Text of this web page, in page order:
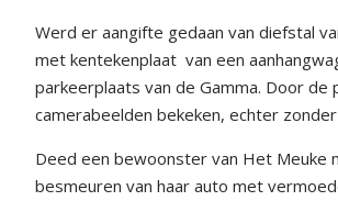
Werd er aangifte gedaan van diefstal
met kentekenplaat van een
parkeerplaats van de Gamma. Door de
camerabeelden bekeken, echter
Deed een bewoonster van Het Meuke
besmeuren van haar auto met